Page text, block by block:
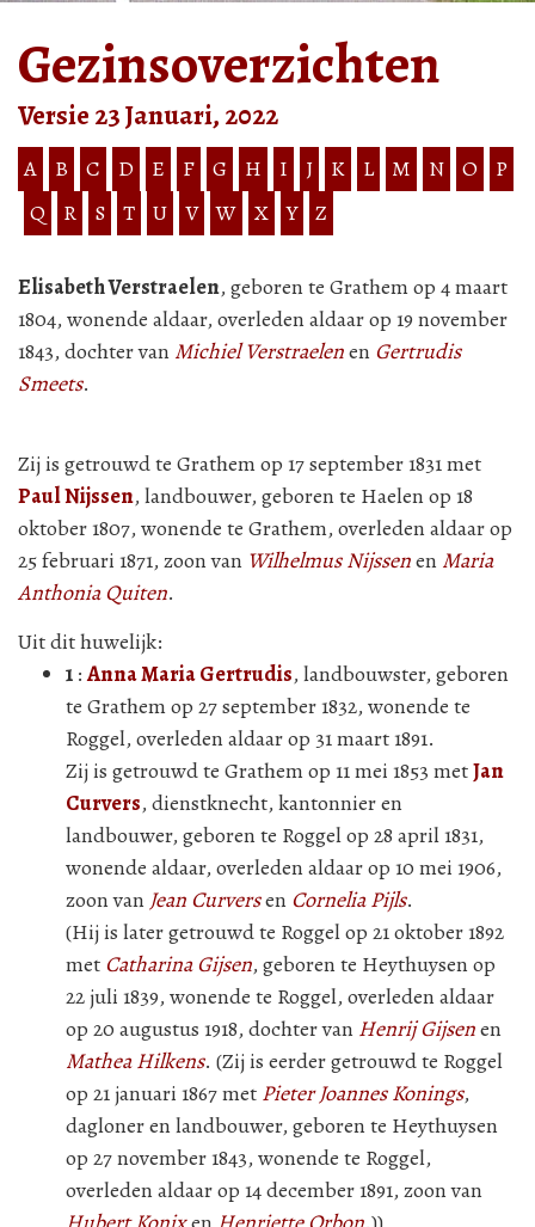
Gezinsoverzichten
Versie 23 Januari, 2022
A B C D E F G H I J K L M N O
P
Q
R S T U V W X Y Z
Elisabeth Verstraelen, geboren te Grathem op 4 maart
1804, wonende aldaar, overleden aldaar op 19 november
1843, dochter van Michiel Verstraelenen Gertrudis
Smeets.
Zij is getrouwd te Grathem op 17 september 1831 met
Paul Nijssen, landbouwer, geboren te Haelen op 18
oktober 1807, wonende te Grathem, overleden aldaar op
25 februari 1871, zoon van Wilhelmus Nijssenen Maria
Anthonia Quiten.
Uit dit huwelijk:
1 :Anna Maria Gertrudis, landbouwster, geboren
te Grathem op 27 september 1832, wonende te
Roggel, overleden aldaar op 31 maart 1891.
Zij is getrouwd te Grathem op 11 mei 1853 metJan
Curvers, dienstknecht, kantonnier en
landbouwer, geboren te Roggel op 28 april 1831,
wonende aldaar, overleden aldaar op 10 mei 1906,
zoon van Jean Curversen Cornelia Pijls.
(Hij is later getrouwd te Roggel op 21 oktober 1892
met Catharina Gijsen, geboren te Heythuysen op
22 juli 1839, wonende te Roggel, overleden aldaar
op 20 augustus 1918, dochter van Henrij Gijsenen
Mathea Hilkens. (Zij is eerder getrouwd te Roggel
op 21 januari 1867 met Pieter Joannes Konings,
dagloner en landbouwer, geboren te Heythuysen
op 27 november 1843, wonende te Roggel,
overleden aldaar op 14 december 1891, zoon van